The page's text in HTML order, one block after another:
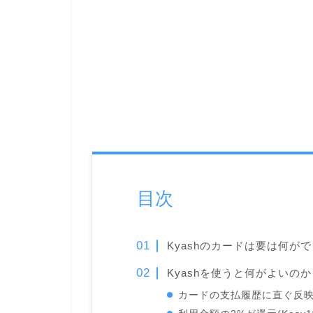
目次
Kyashのカードは要は何が
Kyashを使うと何がよいの
カードの支払履歴に直ぐ反